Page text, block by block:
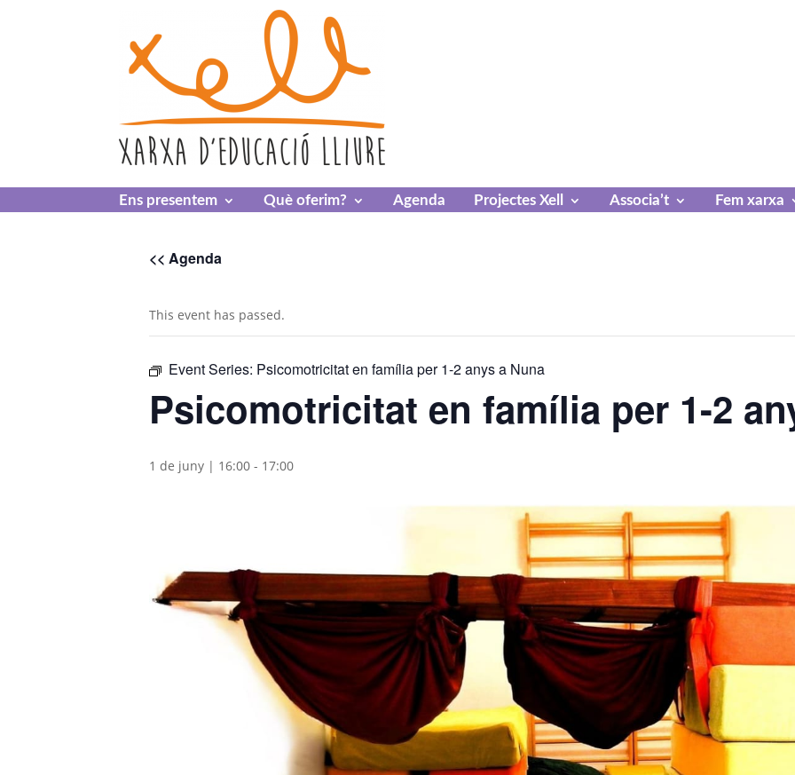
Ens presentem Què oferim? Agenda Projectes Xell Associa’t Fem xarxa
<< Agenda
This event has passed.
Event Series: Psicomotricitat en família per 1-2 anys a Nuna
Psicomotricitat en família per 1-2
1 de juny | 16:00 - 17:00